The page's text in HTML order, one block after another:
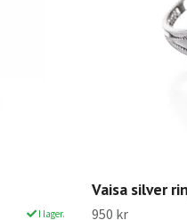
I lager.
Vaisa silver
950 kr